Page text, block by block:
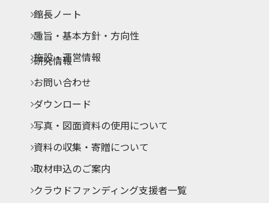
館長ノート
趣旨・基本方針・方向性
施設・運営情報
研究情報
お問い合わせ
ダウンロード
写真・図面資料の使用について
資料の収集・寄贈について
取材申込のご案内
クラウドファンディング支援者一覧